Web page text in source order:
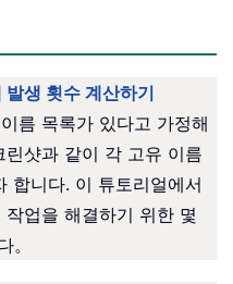
생 횟수 계산하기
름 목록가 있다고 가정해
린샷과 같이 각 고유 이름
합니다. 이 튜토리얼에서
업을 해결하기 위한 몇
。